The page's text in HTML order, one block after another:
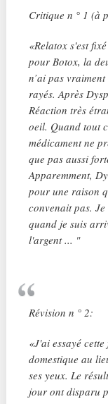
Critique n ° 1 (à
«Relatox s'est
pour Botox, la
n’ai pas
rayés. Après
Réaction très
oeil. Quand tout
médicament ne
que pas aussi
Apparemment,
pour une raison
convenait pas.
quand je suis
l'argent ... "
Révision n ° 2:
«J'ai essayé
domestique au
ses yeux. Le
jour ont disparu